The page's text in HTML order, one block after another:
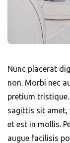
Nunc placerat
non. Morbi nec
pretium
sagittis sit amet,
et est in mollis.
augue facilisis